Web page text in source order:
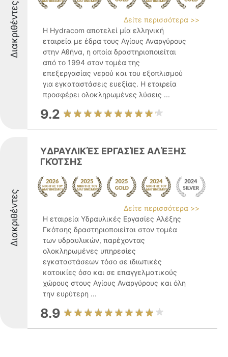
Διακριθέντες
Δείτε περισσότερα >>
Η Hydracom αποτελεί μία ελληνική
εταιρεία με έδρα τους Αγίους Αναργύρους
στην Αθήνα, η οποία δραστηριοποιείται
από το 1994 στον τομέα της
επεξεργασίας νερού και του εξοπλισμού
για εγκαταστάσεις ευεξίας. Η εταιρεία
προσφέρει ολοκληρωμένες λύσεις ...
9.2
Διακριθέντες
ΥΔΡΑΥΛΙΚΈΣ ΕΡΓΑΣΊΕΣ ΑΛΈΞΗΣ
ΓΚΌΤΣΗΣ
Δείτε περισσότερα >>
Η εταιρεία Υδραυλικές Εργασίες Αλέξης
Γκότσης δραστηριοποιείται στον τομέα
των υδραυλικών, παρέχοντας
ολοκληρωμένες υπηρεσίες
εγκαταστάσεων τόσο σε ιδιωτικές
κατοικίες όσο και σε επαγγελματικούς
χώρους στους Αγίους Αναργύρους και όλη
την ευρύτερη ...
8.9